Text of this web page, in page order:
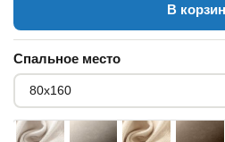
В
Спальное место